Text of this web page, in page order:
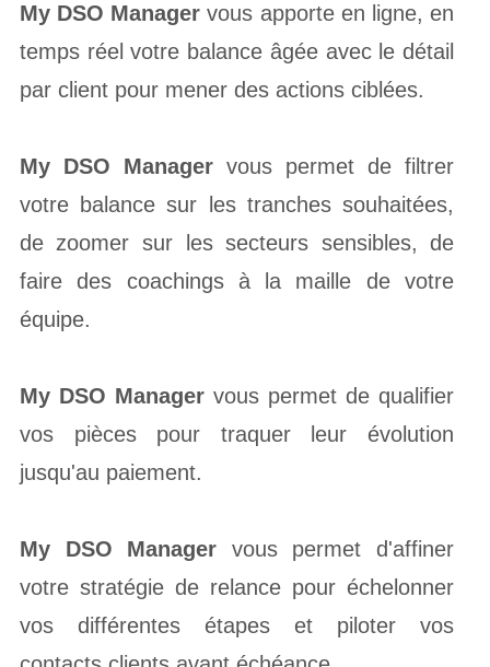
My DSO Manager vous apporte en ligne, en
temps réel votre balance âgée avec le détail
par client pour mener des actions ciblées.
My DSO Manager vous permet de filtrer
votre balance sur les tranches souhaitées,
de zoomer sur les secteurs sensibles, de
faire des coachings à la maille de votre
équipe.
My DSO Manager vous permet de qualifier
vos pièces pour traquer leur évolution
jusqu'au paiement.
My DSO Manager vous permet d'affiner
votre stratégie de relance pour échelonner
vos différentes étapes et piloter vos